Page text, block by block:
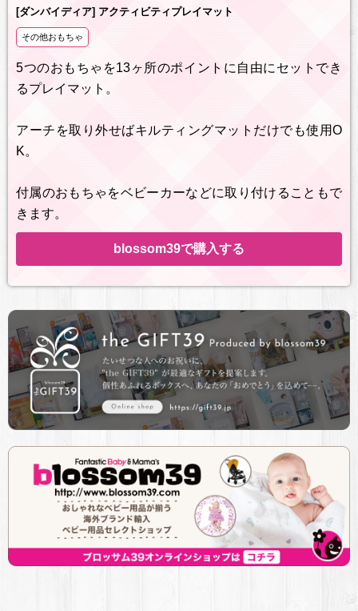
[ダンバイディア] アクティビティプレイマット
その他おもちゃ
5つのおもちゃを13ヶ所のポイントに自由にセットでき
るプレイマット。
アーチを取り外せばキルティングマットだけでも使用O
K。
付属のおもちゃをベビーカーなどに取り付けることもで
きます。
blossom39で購入する